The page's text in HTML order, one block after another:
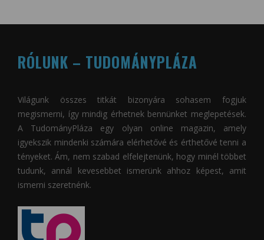
RÓLUNK – TUDOMÁNYPLÁZA
Világunk összes titkát bizonyára sohasem fogjuk
megismerni, így mindig érhetnek bennünket meglepetések.
A TudományPláza egy olyan online magazin, amely
igyekszik mindenki számára elérhetővé és érthetővé tenni a
tényeket. Ám, nem szabad elfelejtenünk, hogy minél többet
tudunk, annál kevesebbet ismerünk ahhoz képest, amit
ismerni szeretnénk.